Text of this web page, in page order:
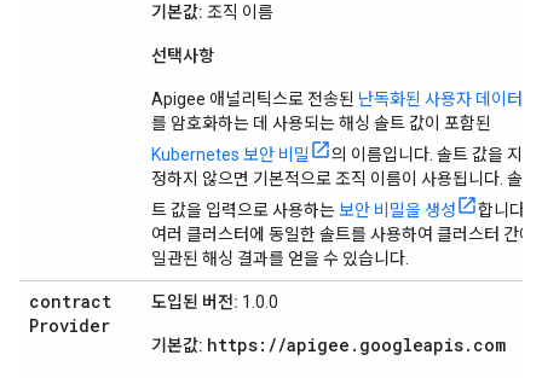
기본값: 조직 이름
선택사항
Apigee 애널리틱스로 전송된 난독화된 사용자 데이터
를 암호화하는 데 사용되는 해싱 솔트 값이 포함된
Kubernetes 보안 비밀
의 이름입니다. 솔트 값을 지
정하지 않으면 기본적으로 조직 이름이 사용됩니다. 솔
트 값을 입력으로 사용하는보안 비밀을 생성
합니다.
여러 클러스터에 동일한 솔트를 사용하여 클러스터 간에
일관된 해싱 결과를 얻을 수 있습니다.
contract
Provider
도입된 버전: 1.0.0
기본값: https://apigee.googleapis.com